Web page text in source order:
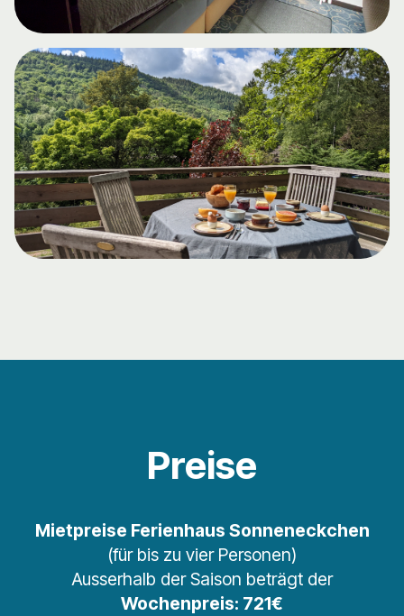
Preise
Mietpreise Ferienhaus Sonneneckchen
(für bis zu vier Personen)
Ausserhalb der Saison beträgt der
Wochenpreis: 721€